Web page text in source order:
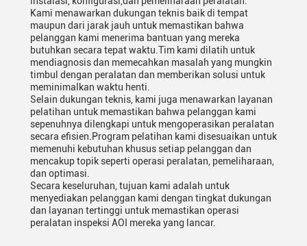
Kami menawarkan dukungan teknis baik di tempat
maupun dari jarak jauh untuk memastikan bahwa
pelanggan kami menerima bantuan yang mereka
butuhkan secara tepat waktu.Tim kami dilatih untuk
mendiagnosis dan memecahkan masalah yang mungkin
timbul dengan peralatan dan memberikan solusi untuk
meminimalkan waktu henti.
Selain dukungan teknis, kami juga menawarkan layanan
pelatihan untuk memastikan bahwa pelanggan kami
sepenuhnya dilengkapi untuk mengoperasikan peralatan
secara efisien.Program pelatihan kami disesuaikan untuk
memenuhi kebutuhan khusus setiap pelanggan dan
mencakup topik seperti operasi peralatan, pemeliharaan,
dan optimasi.
Secara keseluruhan, tujuan kami adalah untuk
menyediakan pelanggan kami dengan tingkat dukungan
dan layanan tertinggi untuk memastikan operasi
peralatan inspeksi AOI mereka yang lancar.